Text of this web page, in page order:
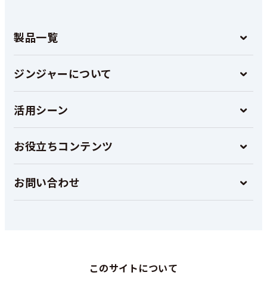
製品一覧
ジンジャーについて
活用シーン
お役立ちコンテンツ
お問い合わせ
このサイトについて